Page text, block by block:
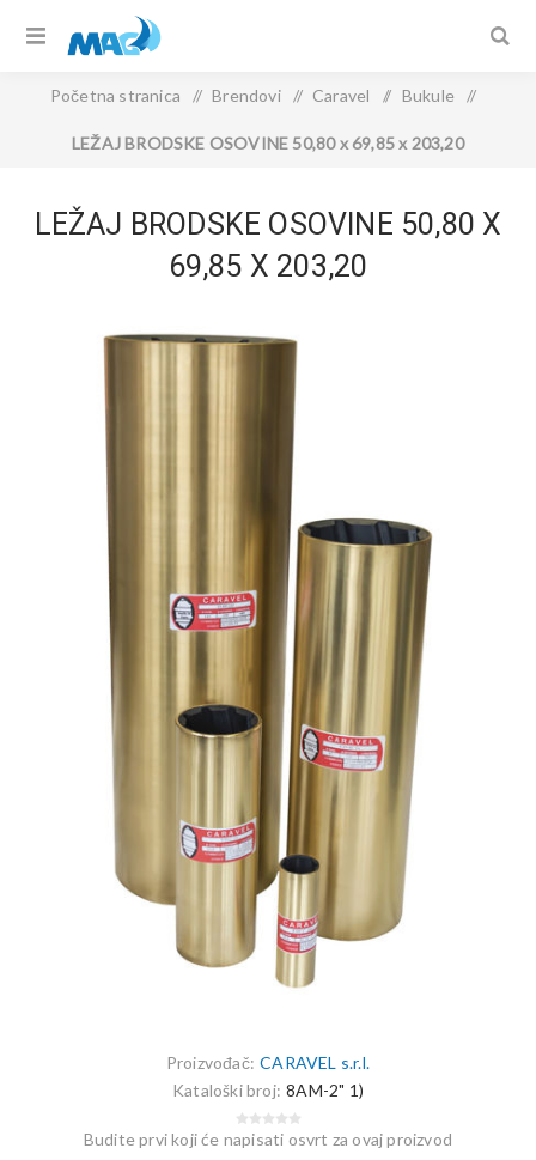
Početna stranica / Brendovi / Caravel / Bukule /
LEŽAJ BRODSKE OSOVINE 50,80 x 69,85 x 203,20
LEŽAJ BRODSKE OSOVINE 50,80 X
69,85 X 203,20
Proizvođač: CARAVEL s.r.l.
Kataloški broj: 8AM-2" 1)
Budite prvi koji će napisati osvrt za ovaj proizvod